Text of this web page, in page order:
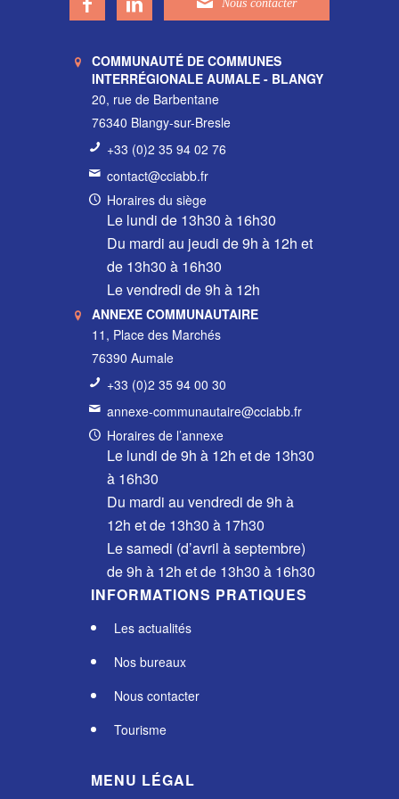
COMMUNAUTÉ DE COMMUNES
INTERRÉGIONALE AUMALE - BLANGY
20, rue de Barbentane
76340 Blangy-sur-Bresle
+33 (0)2 35 94 02 76
contact@cciabb.fr
Horaires du siège
Le lundi de 13h30 à 16h30
Du mardi au jeudi de 9h à 12h et
de 13h30 à 16h30
Le vendredi de 9h à 12h
ANNEXE COMMUNAUTAIRE
11, Place des Marchés
76390 Aumale
+33 (0)2 35 94 00 30
annexe-communautaire@cciabb.fr
Horaires de l’annexe
Le lundi de 9h à 12h et de 13h30
à 16h30
Du mardi au vendredi de 9h à
12h et de 13h30 à 17h30
Le samedi (d’avril à septembre)
de 9h à 12h et de 13h30 à 16h30
INFORMATIONS PRATIQUES
Les actualités
Nos bureaux
Nous contacter
Tourisme
MENU LÉGAL